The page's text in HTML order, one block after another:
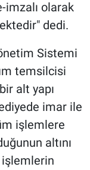
imzalı olarak
dedi.
Sistemi
temsilcisi
alt yapı
imar ile
işlemlere
altını
işlemlerin